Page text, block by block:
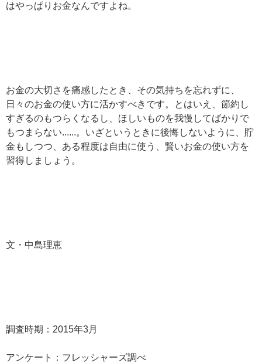
はやっぱりお金なんですよね。
お金の大切さを痛感したとき、その気持ちを忘れずに、
日々のお金の使い方に活かすべきです。とはいえ、節約し
すぎるのもつらくなるし、ほしいものを我慢してばかりで
もつまらない......。いざというときに後悔しないように、貯
金もしつつ、ある程度は自由に使う、賢いお金の使い方を
習得しましょう。
文・中島理恵
調査時期：2015年3月
アンケート：フレッシャーズ調べ